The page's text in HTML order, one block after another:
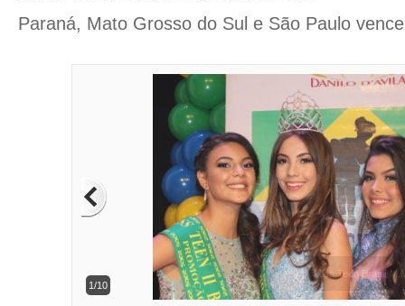
Paraná, Mato Grosso do Sul e São Paulo
2/10
Miss Teen